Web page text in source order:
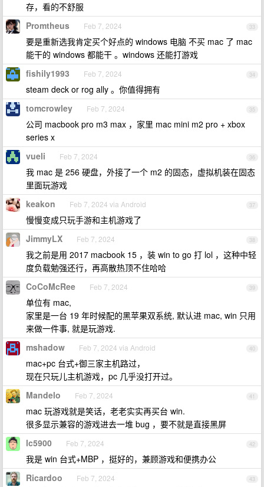
存，看的不舒服
33
Promtheus Feb 7, 2024
要是重新选我肯定买个好点的 windows 电脑 不买 mac 了 mac
能干的 windows 都能干 。windows 还能打游戏
34
fishily1993 Feb 7, 2024
steam deck or rog ally 。你值得拥有
35
tomcrowley Feb 7, 2024
公司 macbook pro m3 max ，家里 mac mini m2 pro + xbox
series x
36
vueli Feb 7, 2024
我 mac 是 256 硬盘，外接了一个 m2 的固态，虚拟机装在固态
里面玩游戏
37
keakon Feb 7, 2024 via Android
慢慢变成只玩手游和主机游戏了
38
JimmyLX Feb 7, 2024
我之前是用 2017 macbook 15 ，装 win to go 打 lol ，这种中轻
度负载勉强还行，再高散热顶不住哈哈
39
CoCoMcRee Feb 7, 2024
单位有 mac,
家里是一台 19 年时候配的黑苹果双系统, 默认进 mac, win 只用
来做一件事, 就是玩游戏.
40
mshadow Feb 7, 2024 via Android
mac+pc 台式+御三家主机路过，
现在只玩儿主机游戏，pc 几乎没打开过。
41
Mandelo Feb 7, 2024
mac 玩游戏就是笑话，老老实实再买台 win.
很多显示兼容的游戏进去一堆 bug ，要不就是直接黑屏
42
lc5900 Feb 7, 2024
我是 win 台式+MBP ，挺好的，兼顾游戏和便携办公
43
Ricardoo Feb 7, 2024